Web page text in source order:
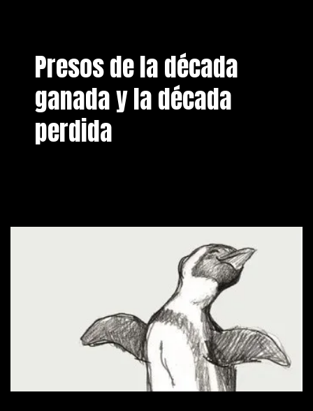
Presos de la década
ganada y la década
perdida